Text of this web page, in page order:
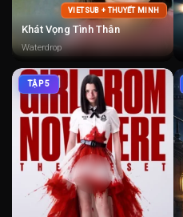
VIETSUB + THUYẾT MINH
Khát Vọng Tình Thân
Waterdrop
TẬP 5